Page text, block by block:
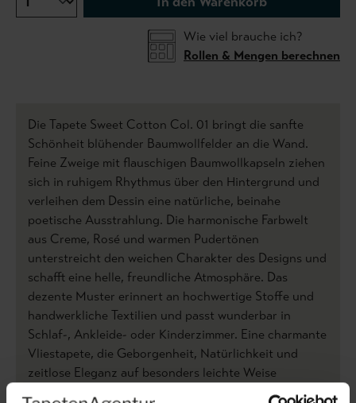
Wie viel brauche ich?
Rollen & Mengen berechnen
Die Tapete Sweet Cotton Col. 01 bringt die sanfte
Schönheit blühender Baumwollfelder an die Wand.
Feine Zweige mit flauschigen Baumwollkapseln ziehen
sich in ruhigem Rhythmus über den Hintergrund und
verleihen dem Dessin eine natürliche, beinahe
poetische Ausstrahlung. Die harmonische Farbwelt
aus Creme, Rosé und warmen Pudertönen
unterstreicht den weichen Charakter des Designs und
schafft eine helle, freundliche Atmosphäre. Das
dezente Muster erinnert an hochwertige Stoffe und
handwerkliche Textilien und passt wunderbar in
Schlaf-, Ankleide- oder Kinderzimmer. Eine charmante
Vliestapete, die Geborgenheit, Natürlichkeit und
zeitlose Eleganz auf besonders leichte Weise